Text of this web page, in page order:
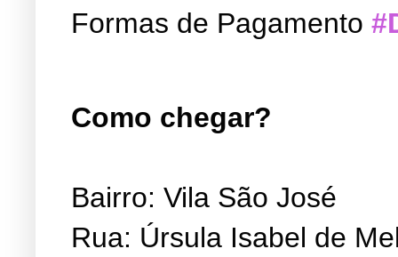
Formas de Pagamento
Como chegar?
Bairro: Vila São José
Rua: Úrsula Isabel de